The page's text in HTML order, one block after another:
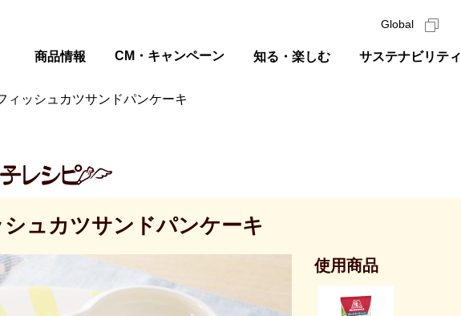
商品情報 CM・キャンペーン 知る・楽しむ サステナビリティ
Global
ィッシュカツサンドパンケーキ
ュカツサンドパンケーキ
使用商品